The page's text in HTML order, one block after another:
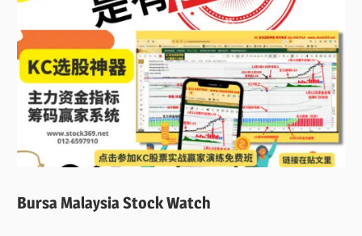
Bursa Malaysia Stock Watch